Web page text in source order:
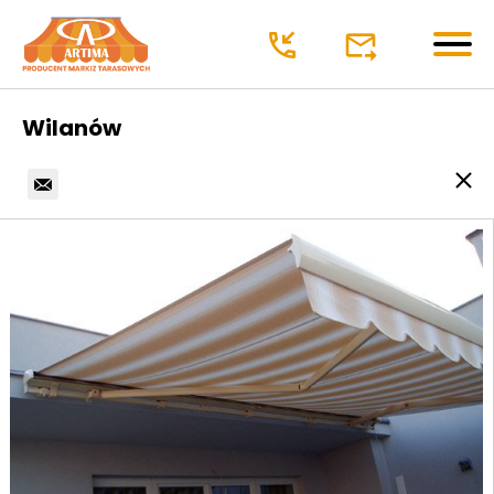
Markizy
O firmie
Markizy Tarasowe klasyczne
Tarasowa półkaseta
Tarasowa kaseta
Wilanów
Dane kontaktowe
Markizy.eu
03-436 Warszawa
ul. 11 Listopada 28
Tel. 22 299 00 98